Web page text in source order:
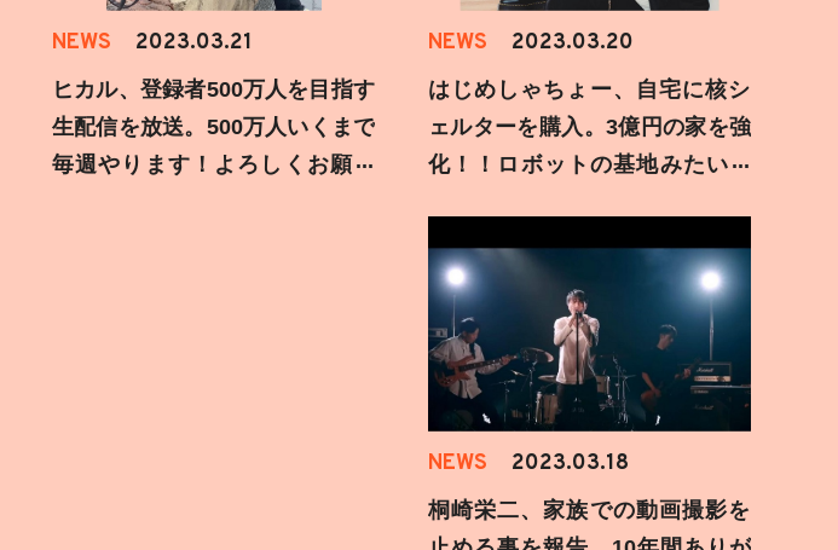
NEWS 2023.03.21
ヒカル、登録者500万人を目指す
生配信を放送。500万人いくまで
毎週やります！よろしくお願い
NEWS 2023.03.20
はじめしゃちょー、自宅に核シ
ェルターを購入。3億円の家を強
化！！ロボットの基地みたいな
NEWS 2023.03.18
桐崎栄二、家族での動画撮影を